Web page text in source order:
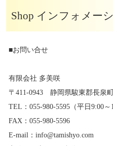
Shop インフォメー
■お問い合せ
有限会社 多美咲
〒411-0943 静岡県駿東郡長泉
TEL：055-980-5595（平日9:00～
FAX：055-980-5596
E-mail：info@tamishyo.com